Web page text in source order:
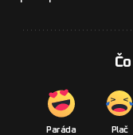
Paráda Plač